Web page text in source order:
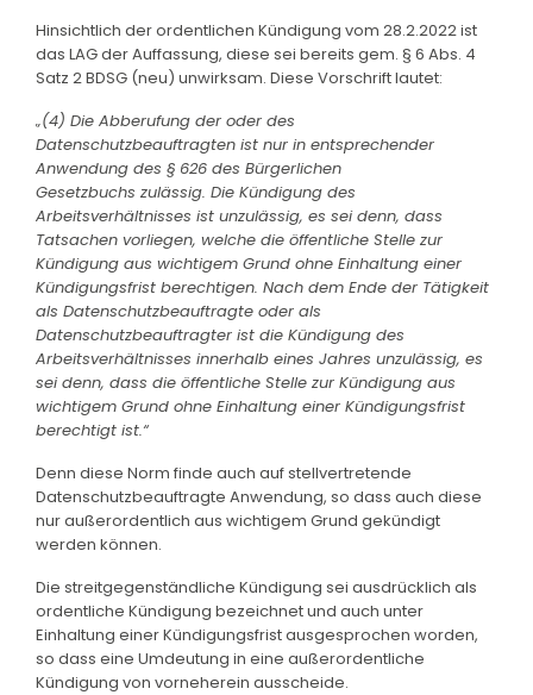
Hinsichtlich der ordentlichen Kündigung vom 28.2.2022 ist
das LAG der Auffassung, diese sei bereits gem. § 6 Abs. 4
Satz 2 BDSG (neu) unwirksam. Diese Vorschrift lautet:
„(4) Die Abberufung der oder des
Datenschutzbeauftragten ist nur in entsprechender
Anwendung des § 626 des Bürgerlichen
Gesetzbuchs zulässig. Die Kündigung des
Arbeitsverhältnisses ist unzulässig, es sei denn, dass
Tatsachen vorliegen, welche die öffentliche Stelle zur
Kündigung aus wichtigem Grund ohne Einhaltung einer
Kündigungsfrist berechtigen. Nach dem Ende der Tätigkeit
als Datenschutzbeauftragte oder als
Datenschutzbeauftragter ist die Kündigung des
Arbeitsverhältnisses innerhalb eines Jahres unzulässig, es
sei denn, dass die öffentliche Stelle zur Kündigung aus
wichtigem Grund ohne Einhaltung einer Kündigungsfrist
berechtigt ist.“
Denn diese Norm finde auch auf stellvertretende
Datenschutzbeauftragte Anwendung, so dass auch diese
nur außerordentlich aus wichtigem Grund gekündigt
werden können.
Die streitgegenständliche Kündigung sei ausdrücklich als
ordentliche Kündigung bezeichnet und auch unter
Einhaltung einer Kündigungsfrist ausgesprochen worden,
so dass eine Umdeutung in eine außerordentliche
Kündigung von vorneherein ausscheide.